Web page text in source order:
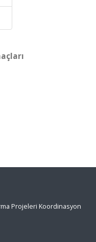
Projeleri Koordinasyon